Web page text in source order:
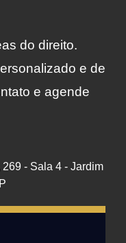
do direito.
e de
e agende
- Sala 4 - Jardim